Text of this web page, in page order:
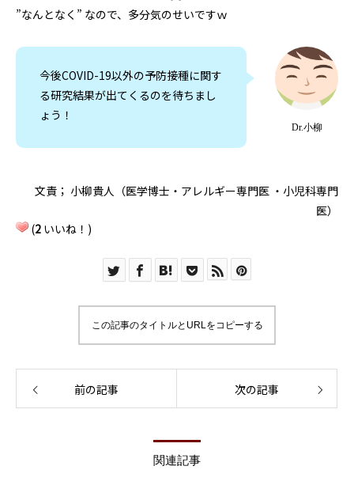
”なんとなく” なので、多分気のせいですｗ
Dr.小柳
今後COVID-19以外の予防接種に関す
る研究結果が出てくるのを待ちまし
ょう！
文責； 小柳貴人（医学博士・アレルギー専門医 ・小児科専門
医）
(2 いいね！)
この記事のタイトルとURLをコピーする
前の記事 次の記事
関連記事